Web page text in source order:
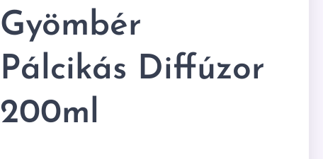
Gyömbér
Pálcikás Diffúzor
200ml